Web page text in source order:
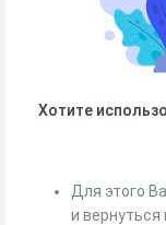
Хотите
Для этого
и вернуться